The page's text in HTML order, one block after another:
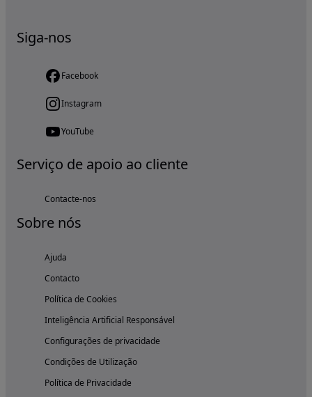
Siga-nos
Facebook
Instagram
YouTube
Serviço de apoio ao cliente
Contacte-nos
Sobre nós
Ajuda
Contacto
Política de Cookies
Inteligência Artificial Responsável
Configurações de privacidade
Condições de Utilização
Política de Privacidade